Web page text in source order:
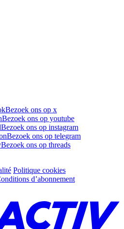
Bezoek ons op x
Bezoek ons op youtube
Bezoek ons op instagram
Bezoek ons op telegram
Bezoek ons op threads
Politique cookies
d’abonnement